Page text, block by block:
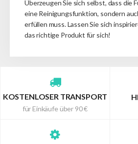
Überzeugen Sie sich selbst, dass die
eine Reinigungsfunktion, sondern
erfüllen muss.Lassen Sie sich
das richtige Produkt für sich!
KOSTENLOSER TRANSPORT
für Einkäufe über 90 €